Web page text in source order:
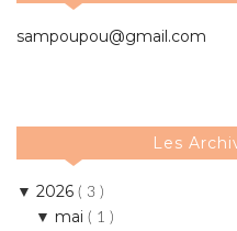
sampoupou@gmail.com
Les
▼ 2026 ( 3 )
▼ mai ( 1 )